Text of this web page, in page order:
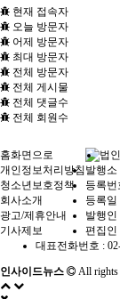
현재 접속자
오늘 방문자
어제 방문자
최대 방문자
전체 방문자
전체 게시물
전체 댓글수
전체 회원수
홈화면으로
개인정보처리방침
청소년보호정책
회사소개
광고/제휴안내
기사제보
법
발행
등록번
등록일
발행인
편집인
대표전화번호 :
인사이드뉴스 All rights